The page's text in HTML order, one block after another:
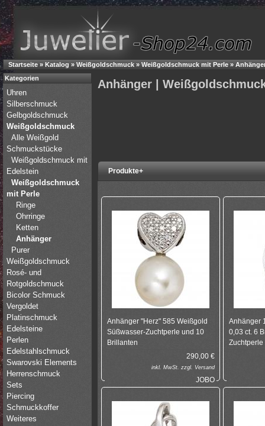
Startseite » Katalog » Weißgoldschmuck » Weißgoldschmuck mit Perle »
Anhänger |
Produkte+
Anhänger "Herz" 585 Weißgold
Süßwasser-Zuchtperle und 10
Brillanten
290,00 €
inkl. MwSt. zzgl. Versand
JOBO
Anhänger
0,03 ct. 6
Zuchtperle
Kategorien
Uhren
Silberschmuck
Gelbgoldschmuck
Weißgoldschmuck
Alle Weißgold
Schmuckstücke
Weißgoldschmuck mit
Edelstein
Weißgoldschmuck
mit Perle
Ringe
Ohrringe
Ketten
Anhänger
Purer
Weißgoldschmuck
Rosé- und
Rotgoldschmuck
Bicolor Schmuck
Vergoldet
Platinschmuck
Edelsteine
Perlen
Edelstahlschmuck
Swarovski Elements
Herrenschmuck
Sets
Piercing
Schmuckkoffer
Weiteres